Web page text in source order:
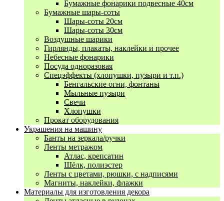
Бумажные фонарики подвесные 40см
Бумажные шары-соты
Шары-соты 20см
Шары-соты 30см
Воздушные шарики
Гирлянды, плакаты, наклейки и прочее
Небесные фонарики
Посуда одноразовая
Спецэффекты (хлопушки, пузыри и т.п.)
Бенгальские огни, фонтаны
Мыльные пузыри
Свечи
Хлопушки
Прокат оборудования
Украшения на машину
Банты на зеркала/ручки
Ленты метражом
Атлас, крепсатин
Шёлк, полиэстер
Ленты с цветами, рюшки, с надписями
Магниты, наклейки, флажки
Материалы для изготовления декора